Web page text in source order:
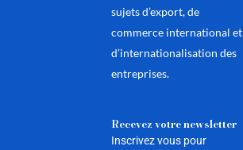
sujets d’export, de
commerce international et
d’internationalisation des
entreprises.
Recevez votre newsletter
Inscrivez vous pour